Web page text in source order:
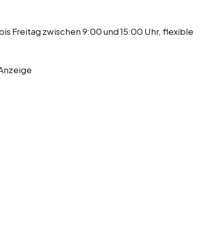
Freitag zwischen 9:00 und 15:00 Uhr, flexible